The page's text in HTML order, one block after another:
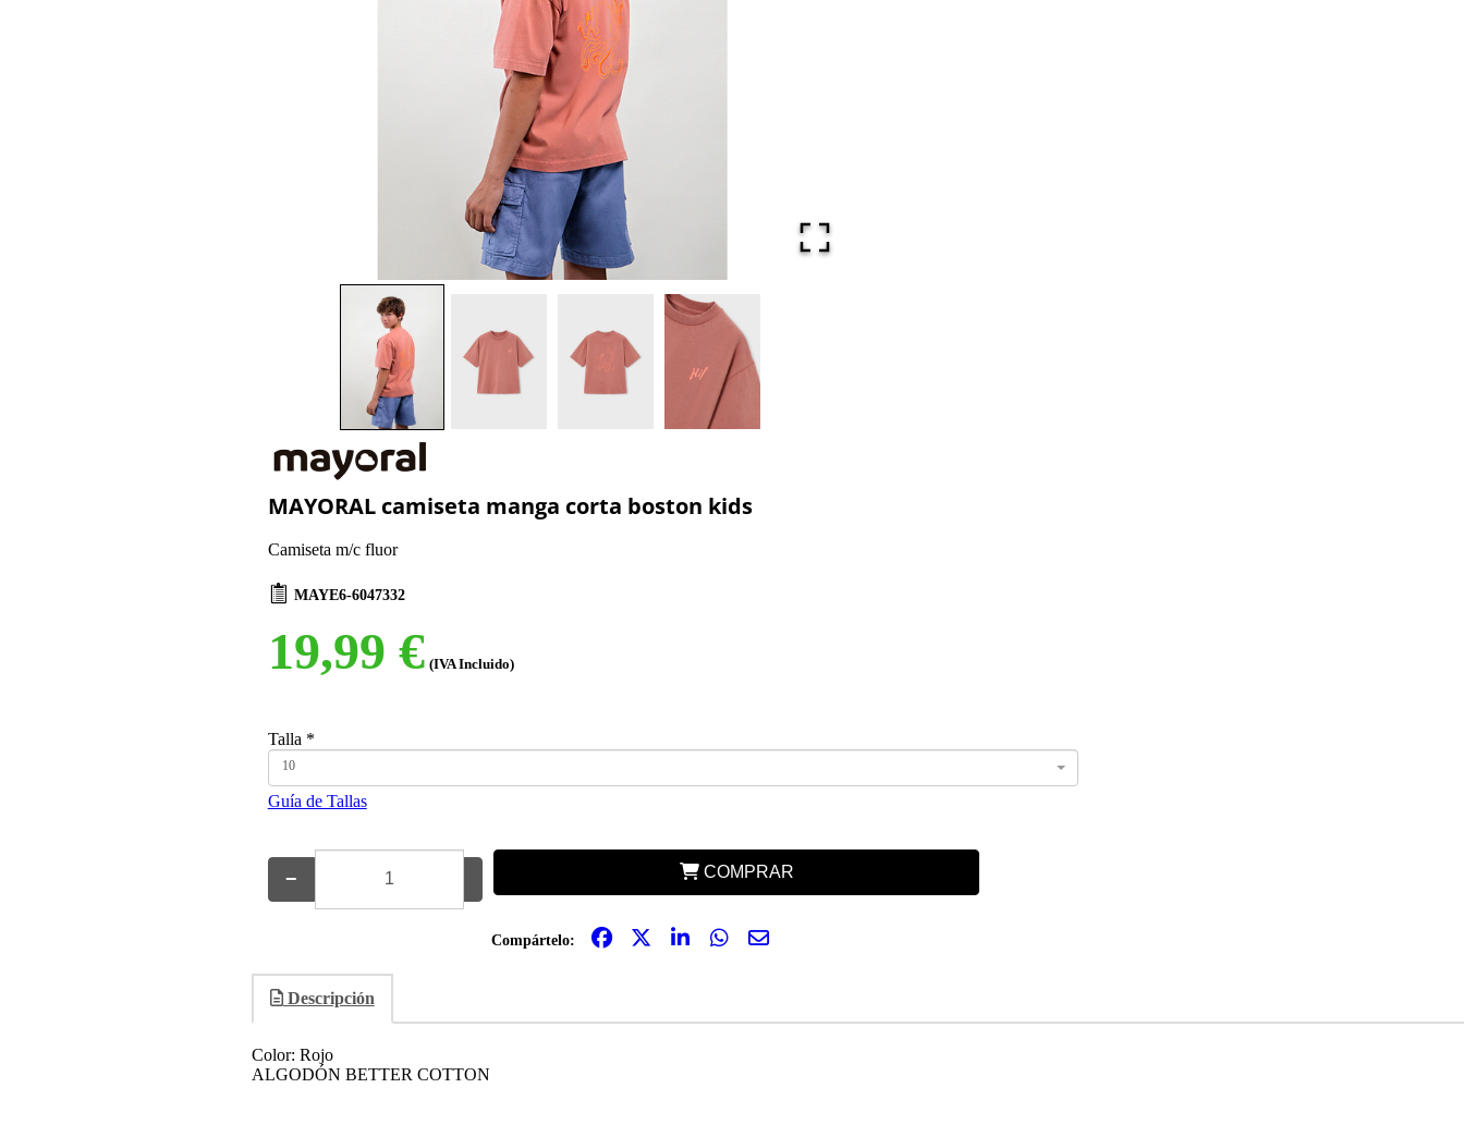
MAYORAL camiseta manga corta boston kids
Camiseta m/c fluor
MAYE6-6047332
19,99 € (IVA Incluido)
Talla *
10
Guía de Tallas
− COMPRAR
Compártelo:
Descripción
Color: Rojo
ALGODÓN BETTER COTTON